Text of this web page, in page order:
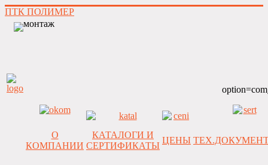
ПТК ПОЛИМЕР
О
КОМПАНИИ
КАТАЛОГИ И
СЕРТИФИКАТЫ
ЦЕНЫ